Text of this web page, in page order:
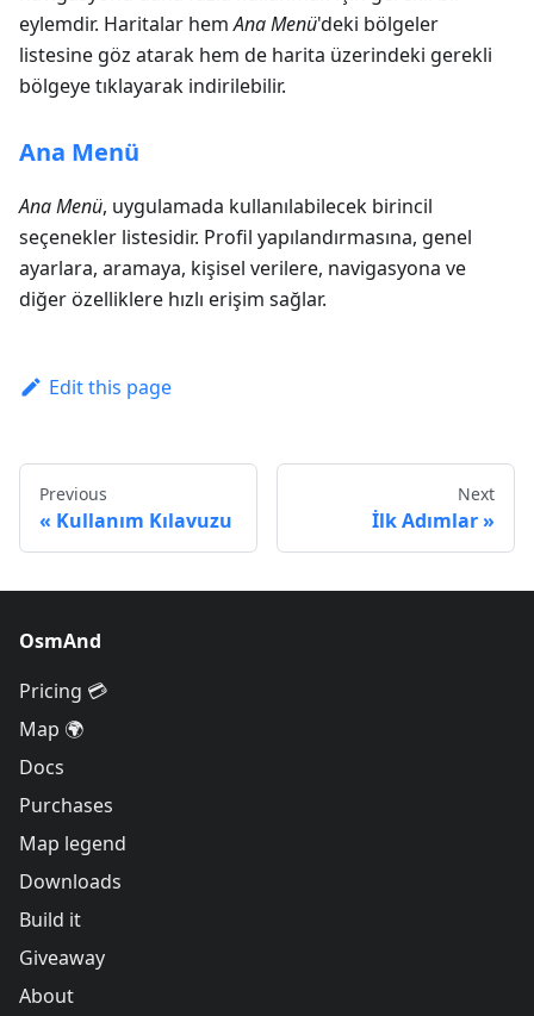
eylemdir. Haritalar hemAna Menü'deki bölgeler
listesine göz atarak hem de harita üzerindeki gerekli
bölgeye tıklayarak indirilebilir.
Ana Menü
Ana Menü, uygulamada kullanılabilecek birincil
seçenekler listesidir. Profil yapılandırmasına, genel
ayarlara, aramaya, kişisel verilere, navigasyona ve
diğer özelliklere hızlı erişim sağlar.
Edit this page
Previous
Kullanım Kılavuzu
Next
İlk Adımlar
OsmAnd
Pricing 💳
Map 🌍
Docs
Purchases
Map legend
Downloads
Build it
Giveaway
About